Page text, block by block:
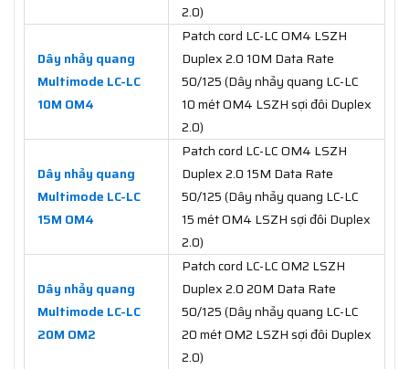
2.0)
Dây nhảy quang
Multimode LC-LC
10M OM4
Patch cord LC-LC OM4 LSZH
Duplex 2.0 10M Data Rate
50/125 (Dây nhảy quang LC-LC
10 mét OM4 LSZH sợi đôi Duplex
2.0)
Dây nhảy quang
Multimode LC-LC
15M OM4
Patch cord LC-LC OM4 LSZH
Duplex 2.0 15M Data Rate
50/125 (Dây nhảy quang LC-LC
15 mét OM4 LSZH sợi đôi Duplex
2.0)
Dây nhảy quang
Multimode LC-LC
20M OM2
Patch cord LC-LC OM2 LSZH
Duplex 2.0 20M Data Rate
50/125 (Dây nhảy quang LC-LC
20 mét OM2 LSZH sợi đôi Duplex
2.0)